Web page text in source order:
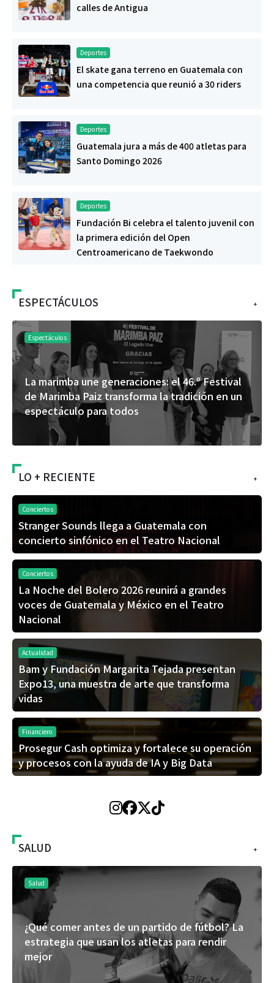
calles de Antigua
Deportes
El skate gana terreno en Guatemala con
una competencia que reunió a 30 riders
Deportes
Guatemala jura a más de 400 atletas para
Santo Domingo 2026
Deportes
Fundación Bi celebra el talento juvenil con
la primera edición del Open
Centroamericano de Taekwondo
+
ESPECTÁCULOS
Espectáculos
La marimba une generaciones: el 46.º Festival
de Marimba Paiz transforma la tradición en un
espectáculo para todos
+
LO + RECIENTE
Conciertos
Stranger Sounds llega a Guatemala con
concierto sinfónico en el Teatro Nacional
Conciertos
La Noche del Bolero 2026 reunirá a grandes
voces de Guatemala y México en el Teatro
Nacional
Actualidad
Bam y Fundación Margarita Tejada presentan
Expo13, una muestra de arte que transforma
vidas
Financiero
Prosegur Cash optimiza y fortalece su operación
y procesos con la ayuda de IA y Big Data
+
SALUD
Salud
¿Qué comer antes de un partido de fútbol? La
estrategia que usan los atletas para rendir
mejor